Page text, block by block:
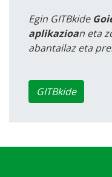
Egin GITBkide
aplikazioan eta
abantailaz eta
GITBkide